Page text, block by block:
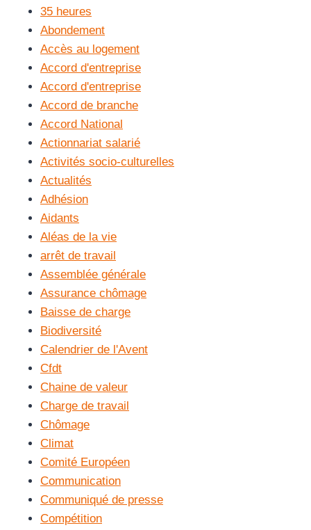
35 heures
Abondement
Accès au logement
Accord d'entreprise
Accord d'entreprise
Accord de branche
Accord National
Actionnariat salarié
Activités socio-culturelles
Actualités
Adhésion
Aidants
Aléas de la vie
arrêt de travail
Assemblée générale
Assurance chômage
Baisse de charge
Biodiversité
Calendrier de l'Avent
Cfdt
Chaine de valeur
Charge de travail
Chômage
Climat
Comité Européen
Communication
Communiqué de presse
Compétition